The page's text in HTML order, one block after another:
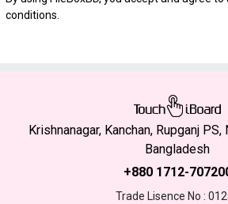
conditions.
Krishnanagar, Kanchan, Rupganj
Bangladesh
+880 1712-
Trade Lisence No :